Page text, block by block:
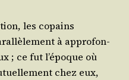
les copains
à appro­fon­
; ce fut l’é­poque où
chez eux,